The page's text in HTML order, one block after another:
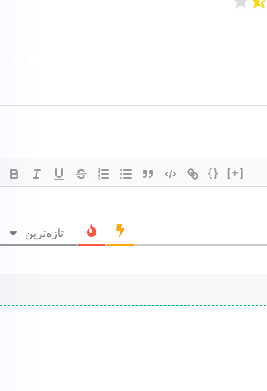
{} [+]
تازه‌ترین